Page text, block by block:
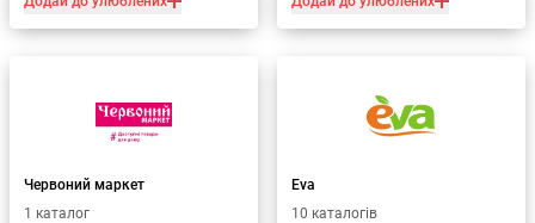
Червоний маркет
1 каталог
Eva
10 каталогів